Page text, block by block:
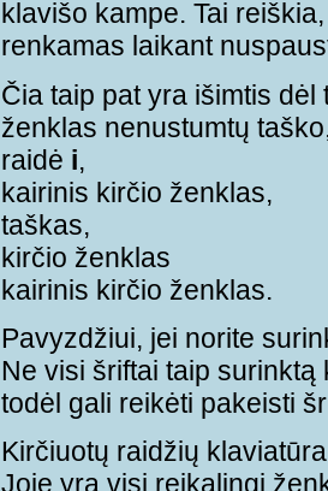
klavišo kampe. Tai
renkamas laikant
Čia taip pat yra išimtis
ženklas nenustumtų
raidė i,
kairinis kirčio ženklas,
taškas,
kirčio ženklas
kairinis kirčio ženklas.
Pavyzdžiui, jei norite
Ne visi šriftai taip
todėl gali reikėti pakeisti
Kirčiuotų raidžių
Joje yra visi reikalingi